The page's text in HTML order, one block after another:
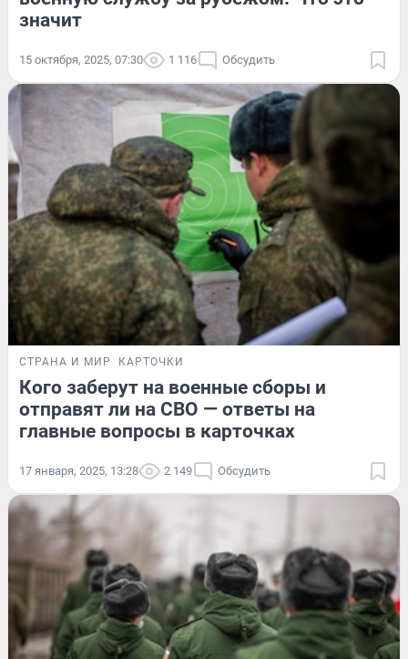
значит
15 октября, 2025, 07:30 1 116 Обсудить
СТРАНА И МИР КАРТОЧКИ
Кого заберут на военные сборы и
отправят ли на СВО — ответы на
главные вопросы в карточках
17 января, 2025, 13:28 2 149 Обсудить